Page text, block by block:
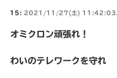
15: 2021/11/27(土)
オミクロン頑張れ！
わいのテレワークを守れ